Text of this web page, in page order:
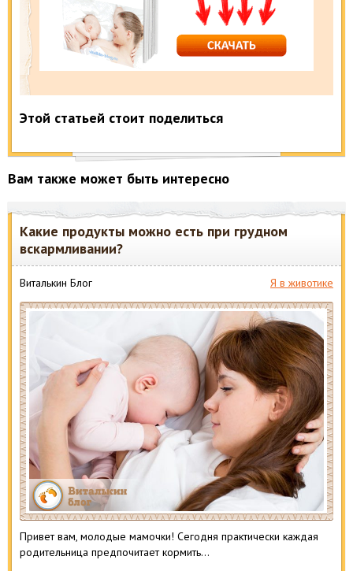
Этой статьей стоит поделиться
Вам также может быть интересно
Какие продукты можно есть при грудном
вскармливании?
Виталькин Блог Я в животике
Привет вам, молодые мамочки! Сегодня практически каждая
родительница предпочитает кормить…